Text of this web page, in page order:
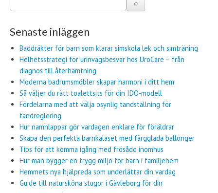
Senaste inläggen
Baddräkter för barn som klarar simskola lek och simträning
Helhetsstrategi för urinvägsbesvär hos UroCare – från
diagnos till återhämtning
Moderna badrumsmöbler skapar harmoni i ditt hem
Så väljer du rätt toalettsits för din IDO-modell
Fördelarna med att välja osynlig tandställning för
tandreglering
Hur namnlappar gör vardagen enklare för föräldrar
Skapa den perfekta barnkalaset med färgglada ballonger
Tips för att komma igång med frösådd inomhus
Hur man bygger en trygg miljö för barn i familjehem
Hemmets nya hjälpreda som underlättar din vardag
Guide till natursköna stugor i Gävleborg för din